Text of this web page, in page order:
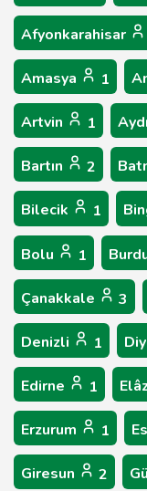
Afyonkarahisar
Amasya 1
Artvin 1
Bartın 2
Bilecik 1
Bolu 1
Çanakkale 3
Denizli 1
Edirne 1
Erzurum 1
Giresun 2